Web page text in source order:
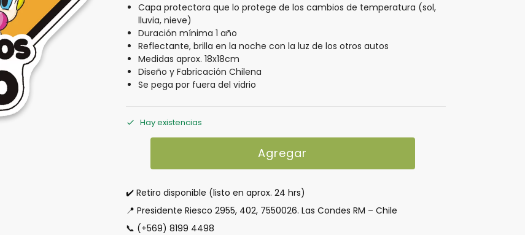
Capa protectora que lo protege de los cambios de temperatura (sol,
lluvia, nieve)
Duración mínima 1 año
Reflectante, brilla en la noche con la luz de los otros autos
Medidas aprox. 18x18cm
Diseño y Fabricación Chilena
Se pega por fuera del vidrio
Hay existencias
Agregar
✔️ Retiro disponible (listo en aprox. 24 hrs)
📍 Presidente Riesco 2955, 402, 7550026. Las Condes RM – Chile
📞 (+569) 8199 4498